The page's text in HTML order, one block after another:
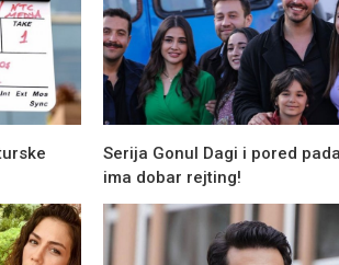
Serija Gonul Dagi i pored pada
ima dobar rejting!